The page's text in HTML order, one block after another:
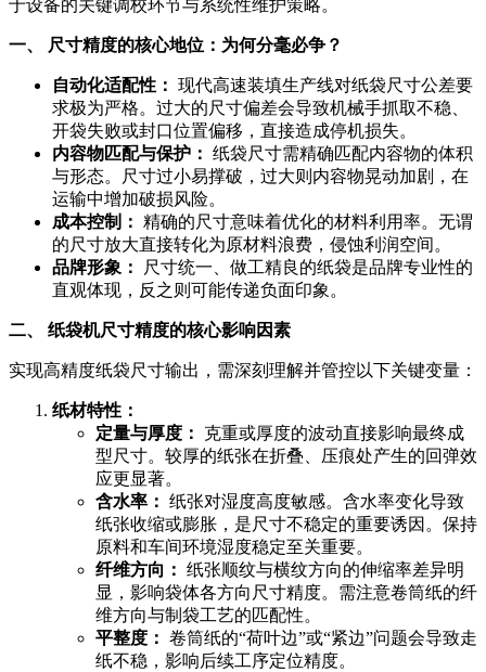
于设备的关键调校环节与系统性维护策略。
一、 尺寸精度的核心地位：为何分毫必争？
自动化适配性： 现代高速装填生产线对纸袋尺寸公差要
求极为严格。过大的尺寸偏差会导致机械手抓取不稳、
开袋失败或封口位置偏移，直接造成停机损失。
内容物匹配与保护： 纸袋尺寸需精确匹配内容物的体积
与形态。尺寸过小易撑破，过大则内容物晃动加剧，在
运输中增加破损风险。
成本控制： 精确的尺寸意味着优化的材料利用率。无谓
的尺寸放大直接转化为原材料浪费，侵蚀利润空间。
品牌形象：
尺寸统一、做工精良的纸袋是品牌专业性的
直观体现，反之则可能传递负面印象。
二、 纸袋机尺寸精度的核心影响因素
实现高精度纸袋尺寸输出，需深刻理解并管控以下关键变量：
纸材特性：
定量与厚度：
克重或厚度的波动直接影响最终成
型尺寸。较厚的纸张在折叠、压痕处产生的回弹效
应更显著。
含水率： 纸张对湿度高度敏感。含水率变化导致
纸张收缩或膨胀，是尺寸不稳定的重要诱因。保持
原料和车间环境湿度稳定至关重要。
纤维方向： 纸张顺纹与横纹方向的伸缩率差异明
显，影响袋体各方向尺寸精度。需注意卷筒纸的纤
维方向与制袋工艺的匹配性。
平整度： 卷筒纸的“荷叶边”或“紧边”问题会导致走
纸不稳，影响后续工序定位精度。